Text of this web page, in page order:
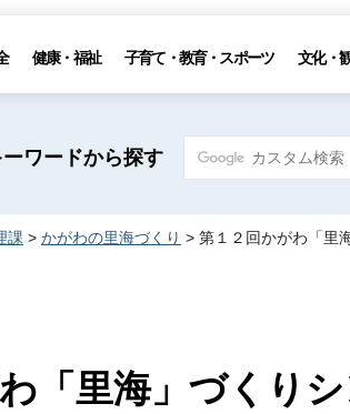
健康・福祉 子育て・教育・スポーツ 文化・
ーワードから探す
課 > かがわの里海づくり > 第１２回かがわ「里
「里海」づくり